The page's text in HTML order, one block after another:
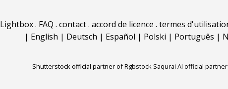
Lightbox. FAQ . contact. accord de licence . termes
| English | Deutsch | Español | Polski | Português |
Shutterstock official partner of Rgbstock Saqurai AI official